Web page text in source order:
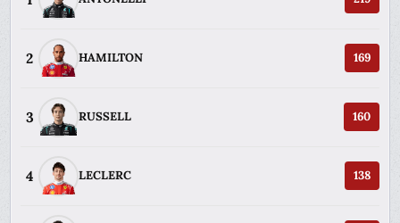
2 HAMILTON 169
3 RUSSELL 160
4 LECLERC 138